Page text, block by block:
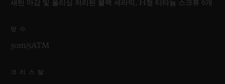
새틴 마감 및 폴리싱 처리된 블랙 세라믹, H형 티타늄 스크류 6개
방수
50m/5ATM
크리스탈